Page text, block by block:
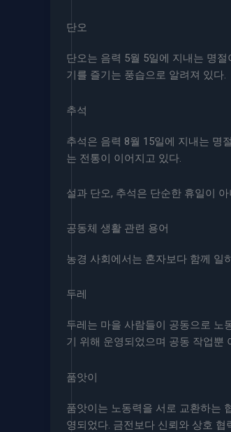
단오
단오는 음력 5월 5일에 지내는 명
기를 즐기는 풍습으로 알려져 있다.
추석
추석은 음력 8월 15일에 지내는 명
는 전통이 이어지고 있다.
설과 단오, 추석은 단순한 휴일이
공동체 생활 관련 용어
농경 사회에서는 혼자보다 함께 일
두레
두레는 마을 사람들이 공동으로 노
기 위해 운영되었으며 공동 작업뿐
품앗이
품앗이는 노동력을 서로 교환하는
영되었다. 금전보다 신뢰와 상호